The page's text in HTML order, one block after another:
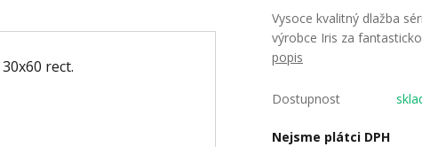
Vysoce kvalitný dlažba
výrobce Iris za
popis
Dostupnost
Nejsme plátci DPH